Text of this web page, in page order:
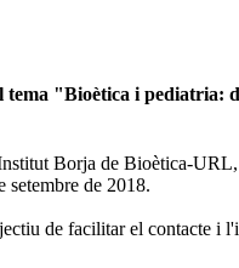
tema "Bioètica i pediatria:
Borja de Bioètica-URL,
setembre de 2018.
de facilitar el contacte i